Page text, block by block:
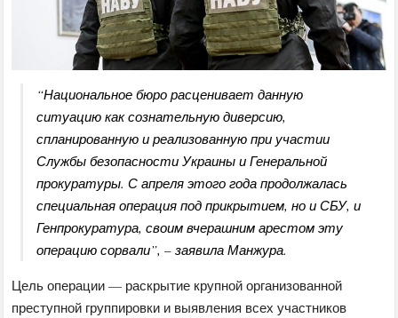
“Национальное бюро расценивает данную
ситуацию как сознательную диверсию,
спланированную и реализованную при участии
Службы безопасности Украины и Генеральной
прокуратуры. С апреля этого года продолжалась
специальная операция под прикрытием, но и СБУ, и
Генпрокуратура, своим вчерашним арестом эту
операцию сорвали”, – заявила Манжура.
Цель операции — раскрытие крупной организованной
преступной группировки и выявления всех участников